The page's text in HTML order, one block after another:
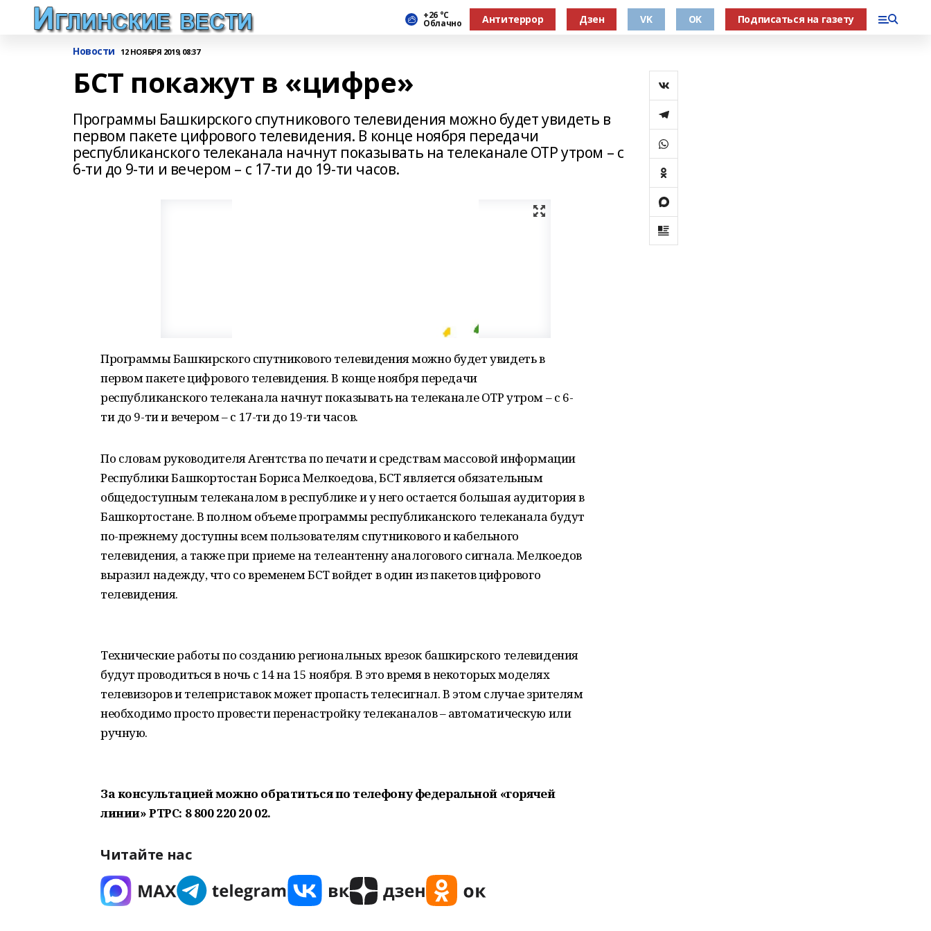
+26 °С
Облачно Антитеррор Дзен VK OK Подписаться на газету
Новости 12 НОЯБРЯ 2019, 08:37
БСТ покажут в «цифре»
Программы Башкирского спутникового телевидения можно будет увидеть в
первом пакете цифрового телевидения. В конце ноября передачи
республиканского телеканала начнут показывать на телеканале ОТР утром – с
6-ти до 9-ти и вечером – с 17-ти до 19-ти часов.
Программы Башкирского спутникового телевидения можно будет увидеть в
первом пакете цифрового телевидения. В конце ноября передачи
республиканского телеканала начнут показывать на телеканале ОТР утром – с 6-
ти до 9-ти и вечером – с 17-ти до 19-ти часов.
По словам руководителя Агентства по печати и средствам массовой информации
Республики Башкортостан Бориса Мелкоедова, БСТ является обязательным
общедоступным телеканалом в республике и у него остается большая аудитория в
Башкортостане. В полном объеме программы республиканского телеканала будут
по-прежнему доступны всем пользователям спутникового и кабельного
телевидения, а также при приеме на телеантенну аналогового сигнала. Мелкоедов
выразил надежду, что со временем БСТ войдет в один из пакетов цифрового
телевидения.
Технические работы по созданию региональных врезок башкирского телевидения
будут проводиться в ночь с 14 на 15 ноября. В это время в некоторых моделях
телевизоров и телеприставок может пропасть телесигнал. В этом случае зрителям
необходимо просто провести перенастройку телеканалов – автоматическую или
ручную.
За консультацией можно обратиться по телефону федеральной «горячей
линии» РТРС: 8 800 220 20 02.
Читайте нас